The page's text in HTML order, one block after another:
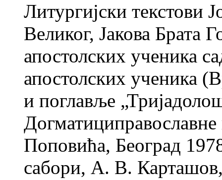
Литургијски текстови
Великог, Јакова Брата
апостолских ученика
апостолских ученика
и поглавље
Поповића, Београд
сабори, А. В.